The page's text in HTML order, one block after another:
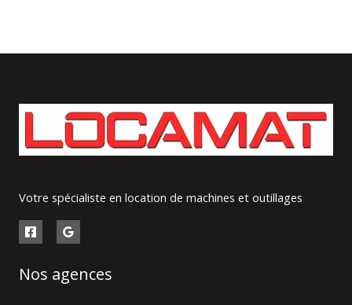
Votre spécialiste en location de machines et outillages
Nos agences